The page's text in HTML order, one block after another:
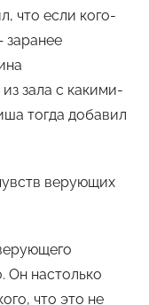
что если кого-
заранее
зала с какими-
тогда добавил
верующих
Он настолько
что это не